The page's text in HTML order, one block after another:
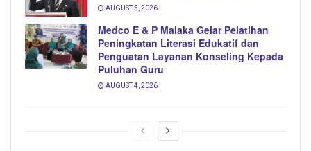
AUGUST 5, 2026
Medco E & P Malaka Gelar Pelatihan
Peningkatan Literasi Edukatif dan
Penguatan Layanan Konseling Kepada
Puluhan Guru
AUGUST 4, 2026